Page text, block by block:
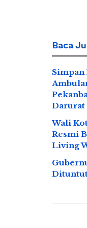
Baca
Darurat
Wali
Resmi
Living